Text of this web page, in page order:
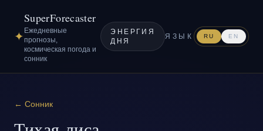
✦
SuperForecaster
Ежедневные
прогнозы,
космическая погода и
сонник
ЭНЕРГИЯ
ДНЯ
ЯЗЫК RU EN
← Сонник